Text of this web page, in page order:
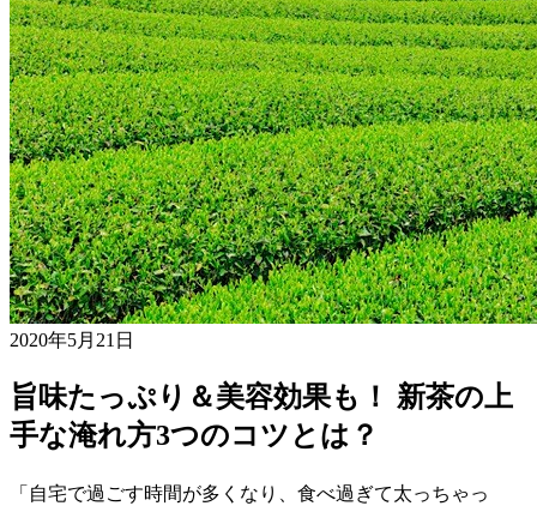
2020年5月21日
旨味たっぷり＆美容効果も！ 新茶の上
手な淹れ方3つのコツとは？
「自宅で過ごす時間が多くなり、食べ過ぎて太っちゃっ